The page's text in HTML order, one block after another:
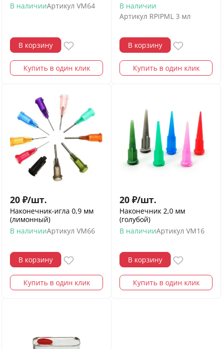
В наличииАртикул VM64
В корзину
Купить в один клик
В наличии
Артикул RPIPML 3 мл
В корзину
Купить в один клик
20 ₽/шт.
Наконечник-игла 0,9 мм
(лимонный)
В наличииАртикул VM66
В корзину
Купить в один клик
20 ₽/шт.
Наконечник 2,0 мм
(голубой)
В наличииАртикул VM16
В корзину
Купить в один клик